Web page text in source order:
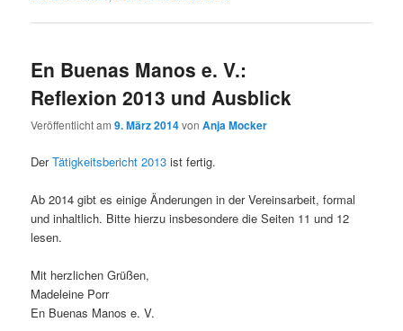
En Buenas Manos e. V.:
Reflexion 2013 und Ausblick
Veröffentlicht am9. März 2014vonAnja Mocker
DerTätigkeitsbericht 2013 ist fertig.
Ab 2014 gibt es einige Änderungen in der Vereinsarbeit, formal
und inhaltlich. Bitte hierzu insbesondere die Seiten 11 und 12
lesen.
Mit herzlichen Grüßen,
Madeleine Porr
En Buenas Manos e. V.